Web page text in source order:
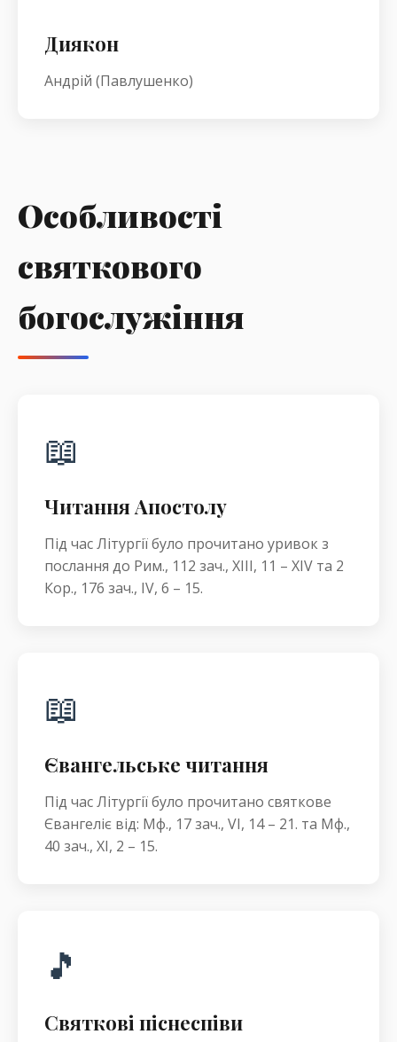
Диякон
Андрій (Павлушенко)
Особливості
святкового
богослужіння
📖
Читання Апостолу
Під час Літургії було прочитано уривок з
послання до Рим., 112 зач., XIII, 11 – XIV та 2
Кор., 176 зач., IV, 6 – 15.
📖
Євангельське читання
Під час Літургії було прочитано святкове
Євангеліє від: Мф., 17 зач., VI, 14 – 21. та Мф.,
40 зач., XI, 2 – 15.
🎵
Святкові піснеспіви